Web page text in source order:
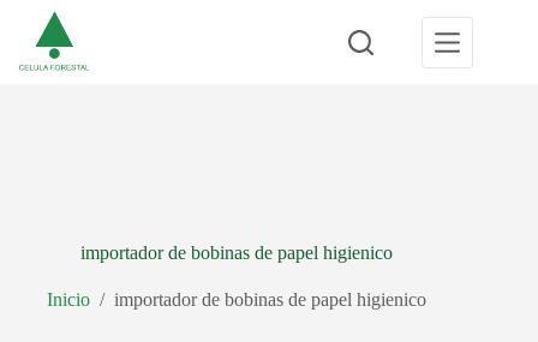
contenido
importador de bobinas de papel higienico
Inicio / importador de bobinas de papel higienico